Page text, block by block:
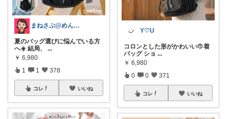
まねさぶ@めんどくさい→快適
夏のバッグ選びに悩んでいる方
へ☀️ 結局、
...
￥ 6,980
1 1 378
コレ いいね
Y♡U
コロンとした形がかわいい巾着
バッグ ショ ...
￥ 6,980
0 0 371
コレ いいね